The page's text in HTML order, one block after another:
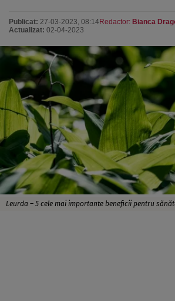
Publicat: 27-03-2023, 08:14
Actualizat: 02-04-2023
Redactor: Bianca
Leurda – 5 cele mai importante beneficii pentru